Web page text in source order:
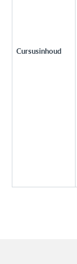
Cursusinhoud